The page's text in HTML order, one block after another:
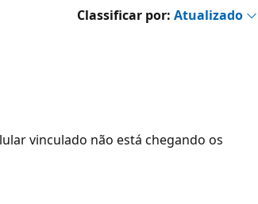
Classificar por: Atualizado
vinculado não está chegando os